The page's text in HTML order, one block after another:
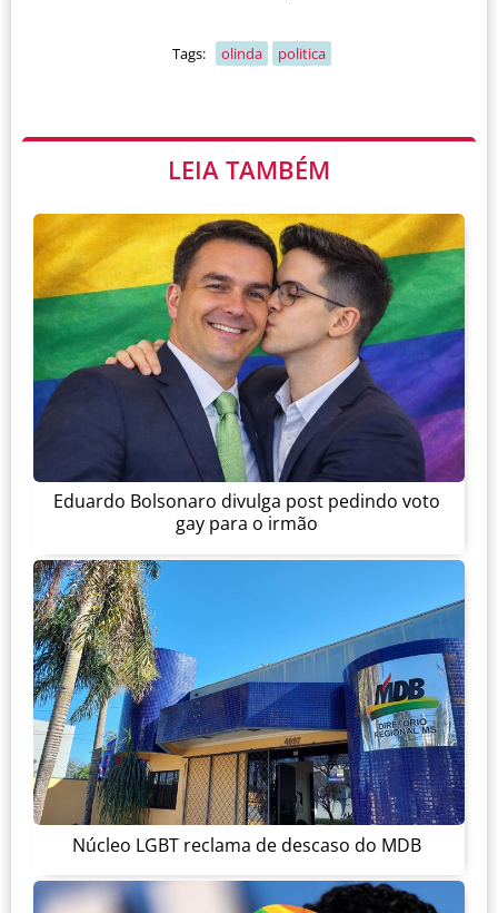
Tags: olinda politica
LEIA TAMBÉM
Eduardo Bolsonaro divulga post pedindo voto
gay para o irmão
Núcleo LGBT reclama de descaso do MDB